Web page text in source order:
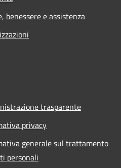
benessere e assistenza
trasparente
privacy
generale sul trattamento
personali